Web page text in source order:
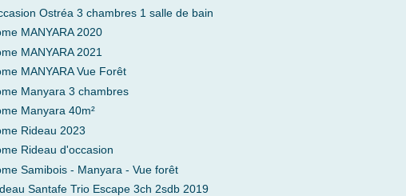
Ostréa 3 chambres 1 salle de bain
MANYARA 2020
MANYARA 2021
MANYARA Vue Forêt
Manyara 3 chambres
Manyara 40m²
Rideau 2023
Rideau d'occasion
Samibois - Manyara - Vue forêt
Santafe Trio Escape 3ch 2sdb 2019